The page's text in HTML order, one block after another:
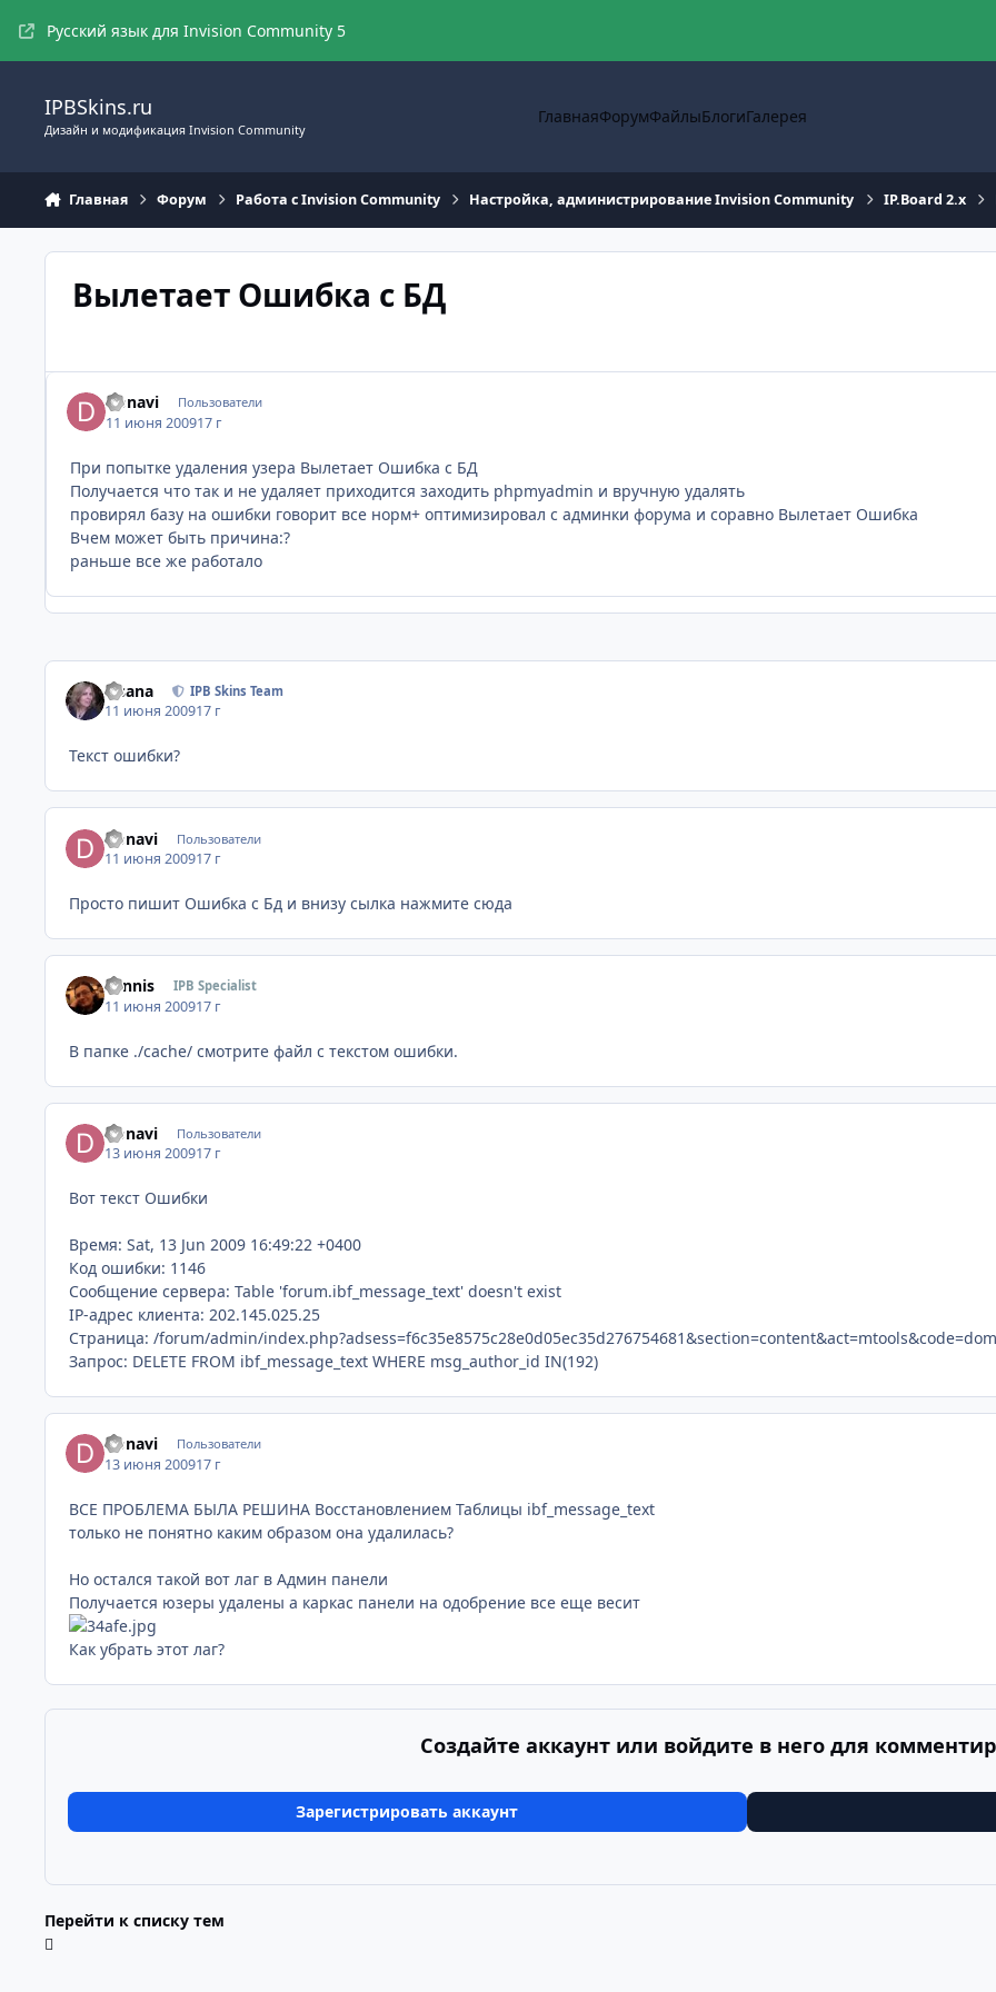
Русский язык для Invision Community 5
IPBSkins.ru
Дизайн и модификация Invision Community
ГлавнаяФорумФайлыБлогиГалерея
Главная Форум Работа с Invision Community Настройка, администрирование Invision Community IP.Board 2.x
Вылетает Ошибка с БД
Donavi Пользователи
11 июня 200917 г
При попытке удаления узера Вылетает Ошибка с БД
Получается что так и не удаляет приходится заходить phpmyadmin и вручную удалять
провирял базу на ошибки говорит все норм+ оптимизировал с админки форума и соравно Вылетает Ошибка
Вчем может быть причина:?
раньше все же работало
Fisana IPB Skins Team
11 июня 200917 г
Текст ошибки?
Donavi Пользователи
11 июня 200917 г
Просто пишит Ошибка с Бд и внизу сылка нажмите сюда
Sannis IPB Specialist
11 июня 200917 г
В папке ./cache/ смотрите файл с текстом ошибки.
Donavi Пользователи
13 июня 200917 г
Вот текст Ошибки
Время: Sat, 13 Jun 2009 16:49:22 +0400
Код ошибки: 1146
Сообщение сервера: Table 'forum.ibf_message_text' doesn't exist
IP-адрес клиента: 202.145.025.25
Страница: /forum/admin/
Запрос: DELETE FROM ibf_message_text WHERE msg_author_id IN(192)
Donavi Пользователи
13 июня 200917 г
ВСЕ ПРОБЛЕМА БЫЛА РЕШИНА Восстановлением Таблицы ibf_message_text
только не понятно каким образом она удалилась?
Но остался такой вот лаг в Админ панели
Получается юзеры удалены а каркас панели на одобрение все еще весит
Как убрать этот лаг?
Создайте аккаунт или войдите в него для
Зарегистрировать аккаунт
Перейти к списку тем